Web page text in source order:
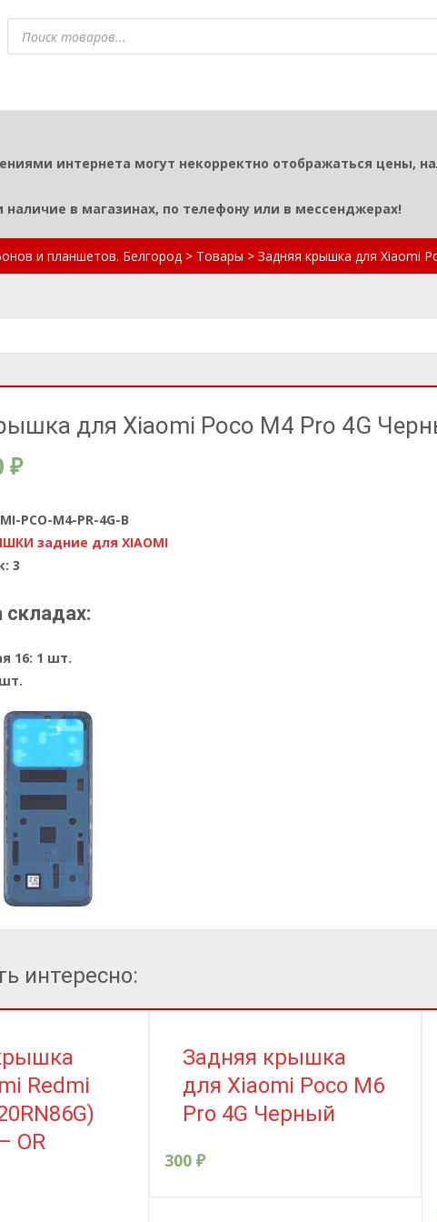
Поиск
товаров
интернета могут некорректно отображаться цены,
в магазинах, по телефону или в мессенджерах!
и планшетов. Белгород > Товары > Задняя крышка для Xiaomi
для Xiaomi Poco M4 Pro 4G
₽
PCO-M4-PR-4G-B
задние для XIAOMI
3
складах:
16: 1 шт.
интересно:
Redmi
OR
Задняя крышка
для Xiaomi Poco M6
Pro 4G Черный
300 ₽